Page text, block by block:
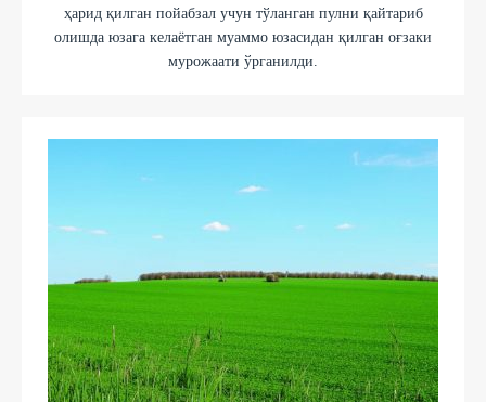
ҳарид қилган пойабзал учун тўланган пулни қайтариб
олишда юзага келаётган муаммо юзасидан қилган оғзаки
мурожаати ўрганилди.